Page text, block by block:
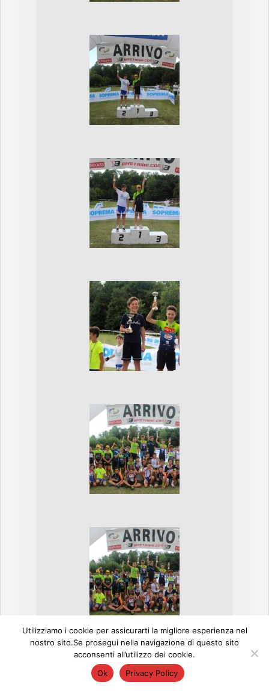
Utilizziamo i cookie per assicurarti la migliore esperienza nel
nostro sito.Se prosegui nella navigazione di questo sito
acconsenti all’utilizzo dei cookie.
Ok
Privacy Policy